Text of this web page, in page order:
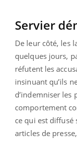
Servier
De leur côté, les
quelques jours,
réfutent les
insinuant qu’ils
d’indemniser les
comportement
ce qui est
articles de